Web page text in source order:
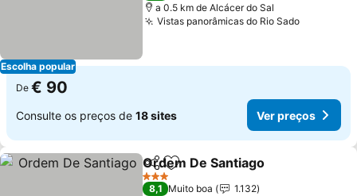
Escolha popular
a 0.5 km de Alcácer do Sal
Vistas panorâmicas do Rio SadoVer
De € 90
Consulte os preços de 18 sites Ver preços
PartilharAdicionar aos favoritos
Ordem De Santiago
3 Estrelas
8,1 Muito boa
1.132